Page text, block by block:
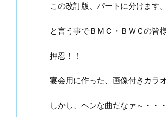
この改訂版、パートに分けます。
と言う事でＢＭＣ・ＢＷＣの皆
押忍！！
宴会用に作った、画像付きカラ
しかし、ヘンな曲だなァ～・・